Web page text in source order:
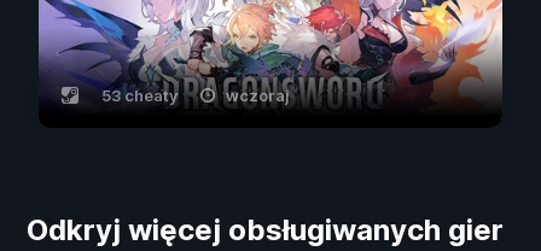
53 cheaty wczoraj
Odkryj więcej obsługiwanych gier